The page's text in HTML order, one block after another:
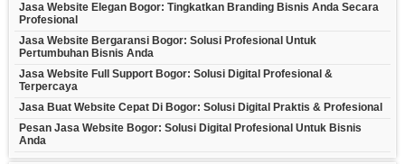
Jasa Website Elegan Bogor: Tingkatkan Branding Bisnis Anda Secara
Profesional
Jasa Website Bergaransi Bogor: Solusi Profesional Untuk
Pertumbuhan Bisnis Anda
Jasa Website Full Support Bogor: Solusi Digital Profesional &
Terpercaya
Jasa Buat Website Cepat Di Bogor: Solusi Digital Praktis & Profesional
Pesan Jasa Website Bogor: Solusi Digital Profesional Untuk Bisnis
Anda